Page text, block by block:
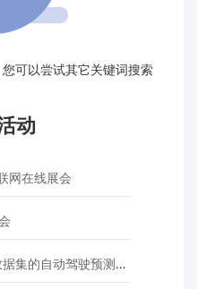
可以尝试其它关键词搜索
动
网在线展会
自动驾驶预测模型挑战赛